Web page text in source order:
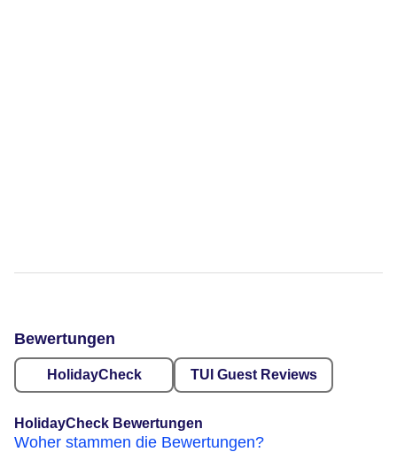
Bewertungen
HolidayCheck TUI Guest Reviews
HolidayCheck Bewertungen
Woher stammen die Bewertungen?